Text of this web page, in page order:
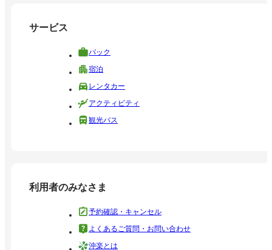
サービス
パック
宿泊
レンタカー
アクティビティ
観光バス
利用者のみなさま
予約確認・キャンセル
よくあるご質問・お問い合わせ
沖楽とは